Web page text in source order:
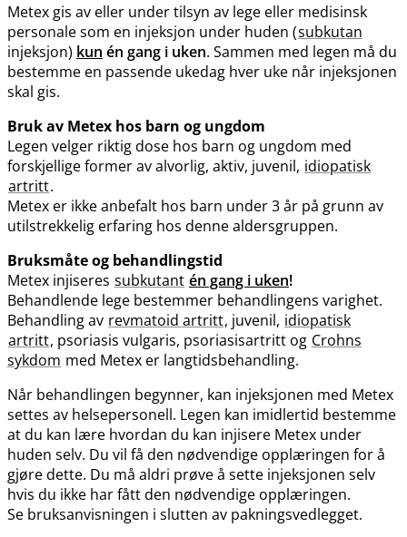
Metex gis av eller under tilsyn av lege eller medisinsk
personale som en injeksjon under huden (subkutan
injeksjon) kun én gang i uken. Sammen med legen må du
bestemme en passende ukedag hver uke når injeksjonen
skal gis.
Bruk av Metex hos barn og ungdom
Legen velger riktig dose hos barn og ungdom med
forskjellige former av alvorlig, aktiv, juvenil, idiopatisk
artritt.
Metex er ikke anbefalt hos barn under 3 år på grunn av
utilstrekkelig erfaring hos denne aldersgruppen.
Bruksmåte og behandlingstid
Metex injiseres subkutant én gang i uken!
Behandlende lege bestemmer behandlingens varighet.
Behandling av revmatoid artritt, juvenil, idiopatisk
artritt, psoriasis vulgaris, psoriasisartritt og Crohns
sykdom med Metex er langtidsbehandling.
Når behandlingen begynner, kan injeksjonen med Metex
settes av helsepersonell. Legen kan imidlertid bestemme
at du kan lære hvordan du kan injisere Metex under
huden selv. Du vil få den nødvendige opplæringen for å
gjøre dette. Du må aldri prøve å sette injeksjonen selv
hvis du ikke har fått den nødvendige opplæringen.
Se bruksanvisningen i slutten av pakningsvedlegget.